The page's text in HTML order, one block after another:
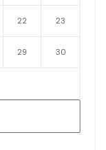
22 23
29 30